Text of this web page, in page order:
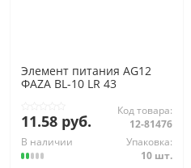
Элемент питания AG12
ФАZА BL-10 LR 43
11.58 руб.
Код товара:
12-81476
В наличии
Упаковка:
10 шт.